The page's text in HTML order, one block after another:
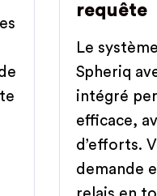
requête
Le
Spheriq
intégré
efficace,
d’efforts.
demande